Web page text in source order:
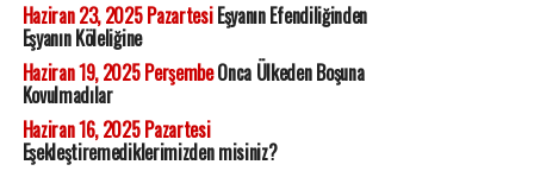
Haziran 23, 2025 PazartesiEşyanın Efendiliğinden
Eşyanın Köleliğine
Haziran 19, 2025 PerşembeOnca Ülkeden Boşuna
Kovulmadılar
Haziran 16, 2025 Pazartesi
Eşekleştiremediklerimizden misiniz?